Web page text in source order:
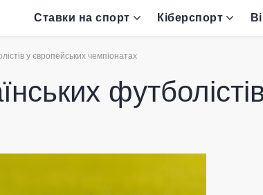
Ставки на спорт Кіберспорт
у європейських чемпіонатах